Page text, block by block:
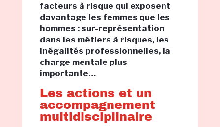
facteurs à risque qui exposent
davantage les femmes que les
hommes : sur-représentation
dans les métiers à risques, les
inégalités professionnelles, la
charge mentale plus
importante…
Les actions et un
accompagnement
multidisciplinaire